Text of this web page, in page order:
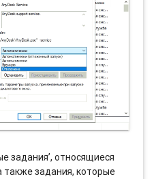
задания’, относящиеся
также задания, которые